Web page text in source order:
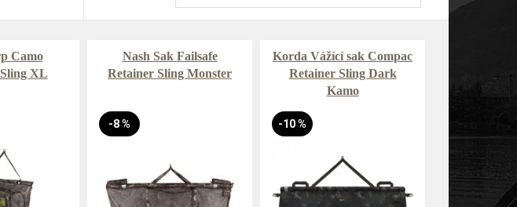
Camo
XL
Nash Sak Failsafe
Retainer Sling Monster
-8 %
Korda Vážící sak Compac
Retainer Sling Dark
Kamo
-10 %